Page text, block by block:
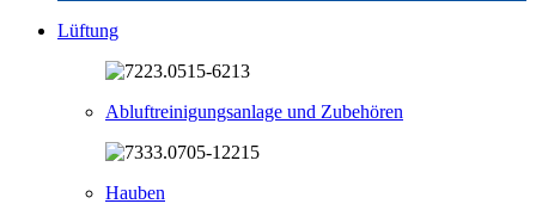
Lüftung
Abluftreinigungsanlage und Zubehören
Hauben